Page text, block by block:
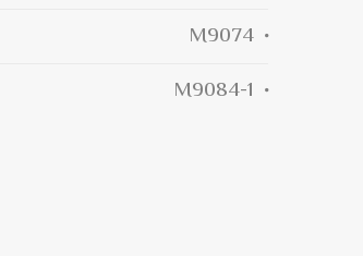
M9074
M9084-1